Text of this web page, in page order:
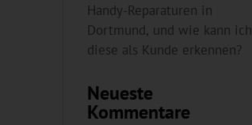
Handy-Reparaturen in
Dortmund, und wie kann ich
diese als Kunde erkennen?
Neueste
Kommentare